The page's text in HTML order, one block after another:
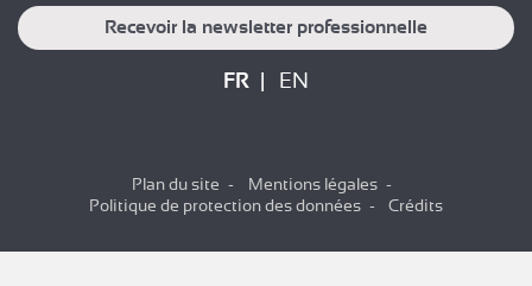
Recevoir la newsletter professionnelle
FR EN
Plan du site
Mentions légales
Politique de protection des données
Crédits